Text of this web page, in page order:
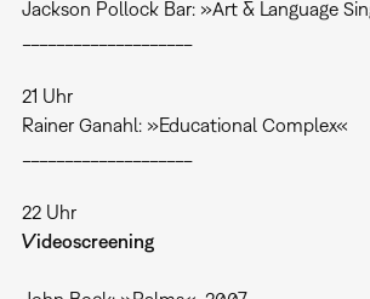
Jackson Pollock Bar: »Art & Language
21 Uhr
Rainer Ganahl: »Educational Complex«
22 Uhr
Videoscreening